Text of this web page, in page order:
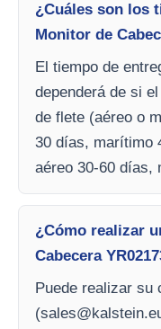
¿Cuáles son los
Monitor de
El tiempo de
dependerá de si
de flete (aéreo o
30 días, marítimo
aéreo 30-60 días,
¿Cómo realizar
Cabecera
Puede realizar su
(